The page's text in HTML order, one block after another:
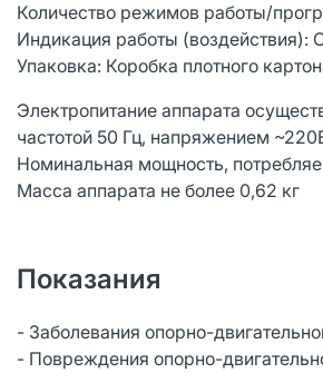
Количество режимов работы/
Индикация работы (воздействия):
Упаковка: Коробка плотного
Электропитание аппарата
частотой 50 Гц, напряжением
Номинальная мощность,
Масса аппарата не более 0,62 кг
Показания
- Заболевания опорно-
- Повреждения опорно-